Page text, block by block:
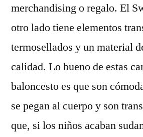
merchandising o regalo. El
otro lado tiene elementos
termosellados y un material
calidad. Lo bueno de estas
baloncesto es que son
se pegan al cuerpo y son
que, si los niños acaban